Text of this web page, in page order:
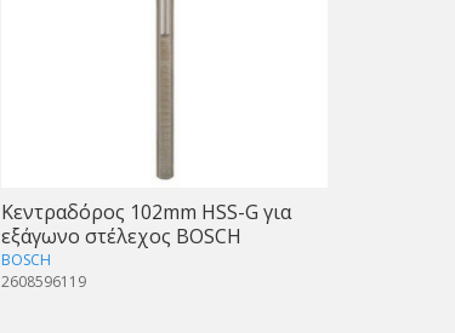
Κεντραδόρος 102mm HSS-G για
εξάγωνο στέλεχος BOSCH
BOSCH
2608596119